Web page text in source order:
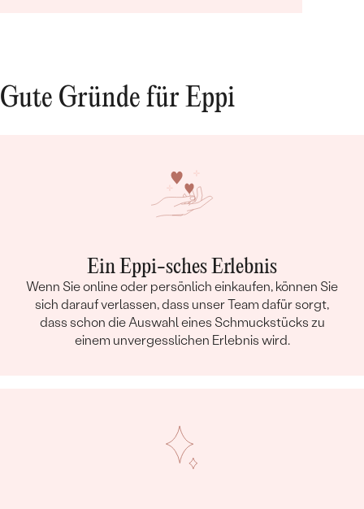
Gute Gründe für Eppi
Ein Eppi-sches Erlebnis
Wenn Sie online oder persönlich einkaufen, können Sie
sich darauf verlassen, dass unser Team dafür sorgt,
dass schon die Auswahl eines Schmuckstücks zu
einem unvergesslichen Erlebnis wird.